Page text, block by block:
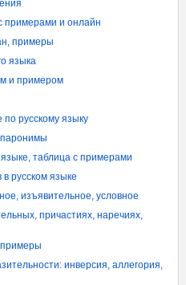
примерами и онлайн
примеры
языка
и примером
русскому языку
таблица с примерами
русском языке
изъявительное, условное
причастиях, наречиях,
инверсия, аллегория,